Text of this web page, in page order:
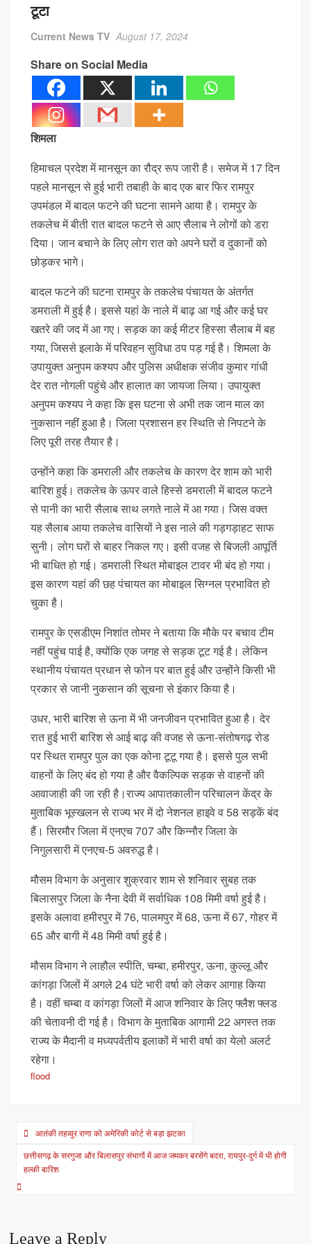
विनीसियस जूनियर पर पैसों की बारिश! इंग्लिश क्लब ने दिया करोड़ों की सैलरी वाला मेगा
टूटा
Current News TV August 17, 2024
Share on Social Media
शिमला
हिमाचल प्रदेश में मानसून का रौद्र रूप जारी है। समेज में 17 दिन
पहले मानसून से हुई भारी तबाही के बाद एक बार फिर रामपुर
उपमंडल में बादल फटने की घटना सामने आया है। रामपुर के
तकलेच में बीती रात बादल फटने से आए सैलाब ने लोगों को डरा
दिया। जान बचाने के लिए लोग रात को अपने घरों व दुकानों को
छोड़कर भागे।
बादल फटने की घटना रामपुर के तकलेच पंचायत के अंतर्गत
डमराली में हुई है। इससे यहां के नाले में बाढ़ आ गई और कई घर
खतरे की जद में आ गए। सड़क का कई मीटर हिस्सा सैलाब में बह
गया, जिससे इलाके में परिवहन सुविधा ठप पड़ गई है। शिमला के
उपायुक्त अनुपम कश्यप और पुलिस अधीक्षक संजीव कुमार गांधी
देर रात नोगली पहुंचे और हालात का जायजा लिया। उपायुक्त
अनुपम कश्यप ने कहा कि इस घटना से अभी तक जान माल का
नुकसान नहीं हुआ है। जिला प्रशासन हर स्थिति से निपटने के
लिए पूरी तरह तैयार है।
उन्होंने कहा कि डमराली और तकलेच के कारण देर शाम को भारी
बारिश हुई। तकलेच के ऊपर वाले हिस्से डमराली में बादल फटने
से पानी का भारी सैलाब साथ लगते नाले में आ गया। जिस वक्त
यह सैलाब आया तकलेच वासियों ने इस नाले की गड़गड़ाहट साफ
सुनी। लोग घरों से बाहर निकल गए। इसी वजह से बिजली आपूर्ति
भी बाधित हो गई। डमराली स्थित मोबाइल टावर भी बंद हो गया।
इस कारण यहां की छह पंचायत का मोबाइल सिग्नल प्रभावित हो
चुका है।
रामपुर के एसडीएम निशांत तोमर ने बताया कि मौके पर बचाव टीम
नहीं पहुंच पाई है, क्योंकि एक जगह से सड़क टूट गई है। लेकिन
स्थानीय पंचायत प्रधान से फोन पर बात हुई और उन्होंने किसी भी
प्रकार से जानी नुकसान की सूचना से इंकार किया है।
उधर, भारी बारिश से ऊना में भी जनजीवन प्रभावित हुआ है। देर
रात हुई भारी बारिश से आई बाढ़ की वजह से ऊना-संतोषगढ़ रोड
पर स्थित रामपुर पुल का एक कोना टूटू गया है। इससे पुल सभी
वाहनों के लिए बंद हो गया है और वैकल्पिक सड़क से वाहनों की
आवाजाही की जा रही है।राज्य आपातकालीन परिचालन केंद्र के
मुताबिक भूस्खलन से राज्य भर में दो नेशनल हाइवे व 58 सड़कें बंद
हैं। सिरमौर जिला में एनएच 707 और किन्नौर जिला के
निगुलसारी में एनएच-5 अवरुद्ध है।
मौसम विभाग के अनुसार शुक्रवार शाम से शनिवार सुबह तक
बिलासपुर जिला के नैना देवी में सर्वाधिक 108 मिमी वर्षा हुई है।
इसके अलावा हमीरपुर में 76, पालमपुर में 68, ऊना में 67, गोहर में
65 और बागी में 48 मिमी वर्षा हुई है।
मौसम विभाग ने लाहौल स्पीति, चम्बा, हमीरपुर, ऊना, कुल्लू और
कांगड़ा जिलों में अगले 24 घंटे भारी वर्षा को लेकर आगाह किया
है। वहीं चम्बा व कांगड़ा जिलों में आज शनिवार के लिए फ्लैश फ्लड
की चेतावनी दी गई है। विभाग के मुताबिक आगामी 22 अगस्त तक
राज्य के मैदानी व मध्यपर्वतीय इलाकों में भारी वर्षा का येलो अलर्ट
रहेगा।
flood
Post
navigation
आतंकी तहव्वुर राणा को अमेरिकी कोर्ट से बड़ा झटका
छत्तीसगढ़ के सरगुजा और बिलासपुर संभागों में आज जमकर बरसेंगे बदरा, रायपुर-दुर्ग में भी होगी
हल्की बारिश
Leave a Reply